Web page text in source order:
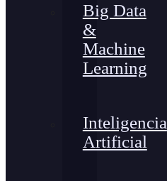
Big Data
&
Machine
Learning
Inteligencia
Artificial